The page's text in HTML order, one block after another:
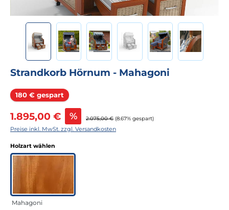
Strandkorb Hörnum - Mahagoni
180 € gespart Rabatt
Verkaufspreis:
1.895,00 € % Regulärer Preis:
2.075,00 € (8.67% gespart)
Preise inkl. MwSt. zzgl. Versandkosten
Holzart wählen
Mahagoni